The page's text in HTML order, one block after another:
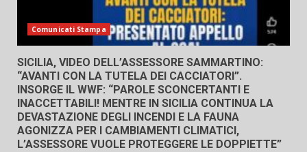
Comunicati Stampa
SICILIA, VIDEO DELL’ASSESSORE SAMMARTINO:
“AVANTI CON LA TUTELA DEI CACCIATORI”.
INSORGE IL WWF: “PAROLE SCONCERTANTI E
INACCETTABILI! MENTRE IN SICILIA CONTINUA LA
DEVASTAZIONE DEGLI INCENDI E LA FAUNA
AGONIZZA PER I CAMBIAMENTI CLIMATICI,
L’ASSESSORE VUOLE PROTEGGERE LE DOPPIETTE”